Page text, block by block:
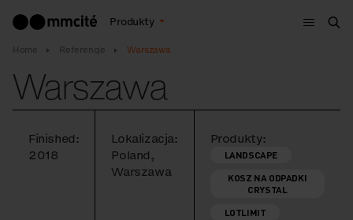
Produkty
Menu
Home Referencje Warszawa
Warszawa
Finished:
2018
Lokalizacja:
Poland,
Warszawa
Produkty:
LANDSCAPE
KOSZ NA ODPADKI
CRYSTAL
LOTLIMIT